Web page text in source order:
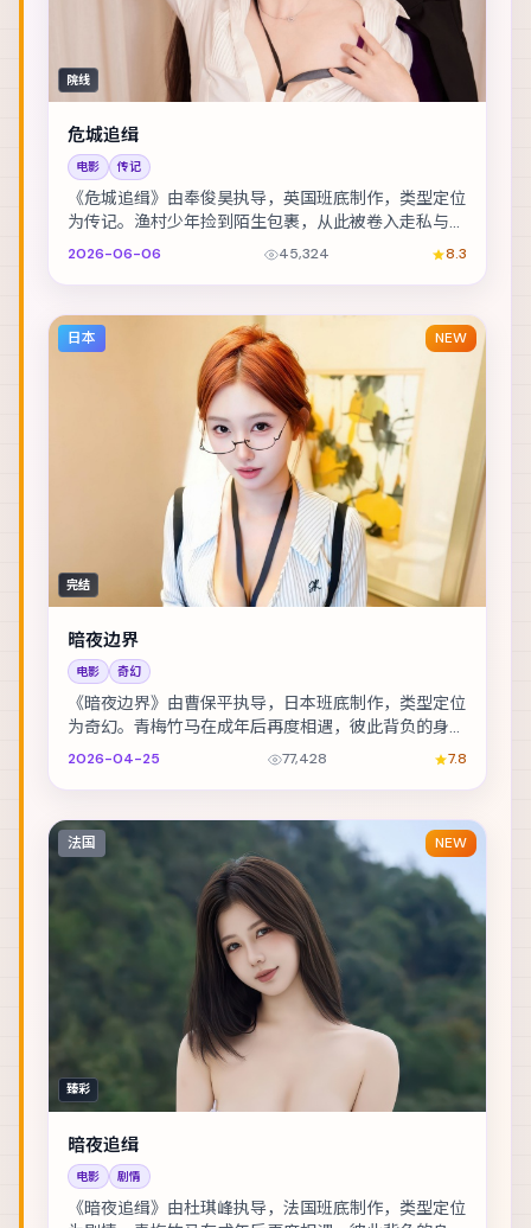
院线
危城追缉
电影 传记
《危城追缉》由奉俊昊执导，英国班底制作，类型定位
为传记。渔村少年捡到陌生包裹，从此被卷入走私与反
走私的漩涡。主演包括全智贤、杨紫、赞达亚 等，表...
2026-06-06 45,324 8.3
日本 NEW
完结
暗夜边界
电影 奇幻
《暗夜边界》由曹保平执导，日本班底制作，类型定位
为奇幻。青梅竹马在成年后再度相遇，彼此背负的身份
却水火不容。主演包括彭于晏、廖凡、谭卓 等，表演...
2026-04-25 77,428 7.8
法国 NEW
臻彩
暗夜追缉
电影 剧情
《暗夜追缉》由杜琪峰执导，法国班底制作，类型定位